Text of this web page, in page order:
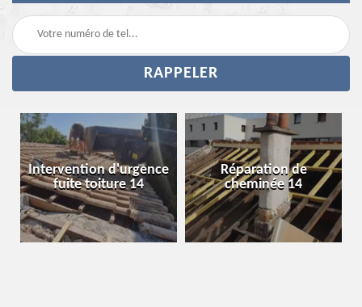
Intervention d'urgence
fuite toiture 14
Réparation de
cheminée 14